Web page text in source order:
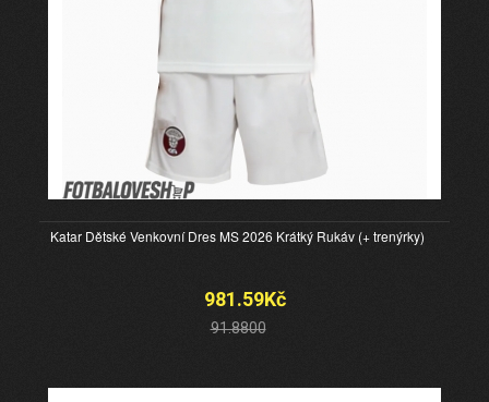
Katar Dětské Venkovní Dres MS 2026 Krátký Rukáv (+ trenýrky)
981.59Kč
91.8800